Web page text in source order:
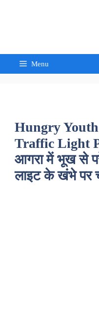
Menu
Hungry
Traffic Light
आगरा में भूख से
लाइट के खंभे पर